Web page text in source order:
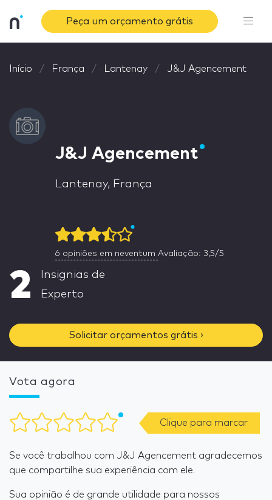
Peça um orçamento grátis
Início França Lantenay J&J Agencement
J&J Agencement
Lantenay, França
6 opiniões em neventum Avaliação: 3,5/5
2
Insignias de
Experto
Solicitar orçamentos grátis ›
Vota agora
Clique para marcar
Se você trabalhou com J&J Agencement agradecemos
que compartilhe sua experiência com ele.
Sua opinião é de grande utilidade para nossos